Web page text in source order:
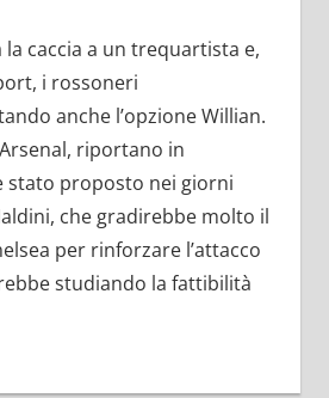
caccia a un trequartista e,
i rossoneri
anche l’opzione Willian.
riportano in
stato proposto nei giorni
che gradirebbe molto il
per rinforzare l’attacco
studiando la fattibilità